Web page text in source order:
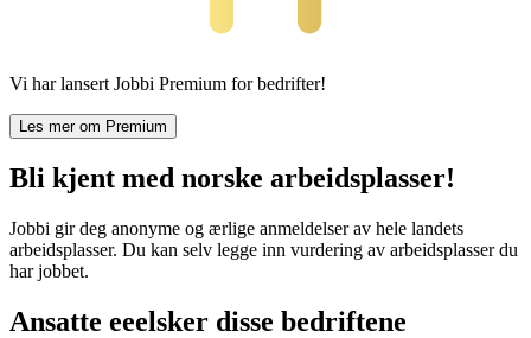
Vi har lansert Jobbi Premium for bedrifter!
Les mer om Premium
Bli kjent med norske arbeidsplasser!
Jobbi gir deg anonyme og ærlige anmeldelser av hele landets
arbeidsplasser. Du kan selv legge inn vurdering av arbeidsplasser du
har jobbet.
Ansatte eeelsker disse bedriftene